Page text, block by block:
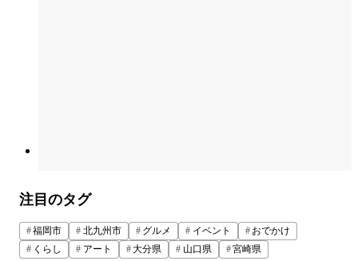
注目のタグ
福岡市 北九州市 グルメ イベント
おでかけ
くらし
アート 大分県 山口県 宮崎県